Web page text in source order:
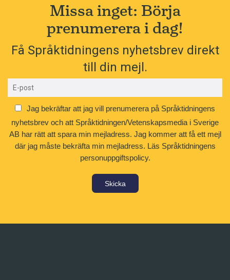
Missa inget: Börja
prenumerera i dag!
Få Språktidningens nyhetsbrev direkt
till din mejl.
Jag bekräftar att jag vill prenumerera på Språktidningens
nyhetsbrev och att Språktidningen/Vetenskapsmedia i Sverige
AB har rätt att spara min mejladress. Jag kommer att få ett mejl
där jag måste bekräfta min mejladress. Läs Språktidningens
personuppgiftspolicy.
Skicka